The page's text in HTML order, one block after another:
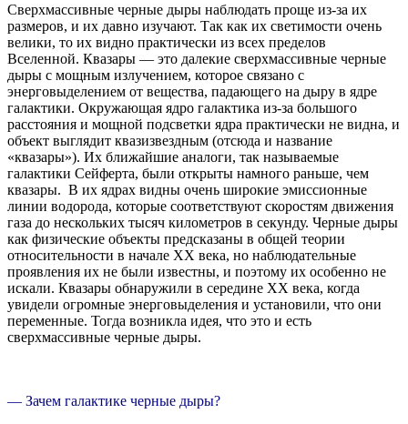
Сверхмассивные черные дыры наблюдать проще из-за их
размеров, и их давно изучают. Так как их светимости очень
велики, то их видно практически из всех пределов
Вселенной. Квазары — это далекие сверхмассивные черные
дыры с мощным излучением, которое связано с
энерговыделением от вещества, падающего на дыру в ядре
галактики. Окружающая ядро галактика из-за большого
расстояния и мощной подсветки ядра практически не видна, и
объект выглядит квазизвездным (отсюда и название
«квазары»). Их ближайшие аналоги, так называемые
галактики Сейферта, были открыты намного раньше, чем
квазары. В их ядрах видны очень широкие эмиссионные
линии водорода, которые соответствуют скоростям движения
газа до нескольких тысяч километров в секунду. Черные дыры
как физические объекты предсказаны в общей теории
относительности в начале XX века, но наблюдательные
проявления их не были известны, и поэтому их особенно не
искали. Квазары обнаружили в середине XX века, когда
увидели огромные энерговыделения и установили, что они
переменные. Тогда возникла идея, что это и есть
сверхмассивные черные дыры.
— Зачем галактике черные дыры?